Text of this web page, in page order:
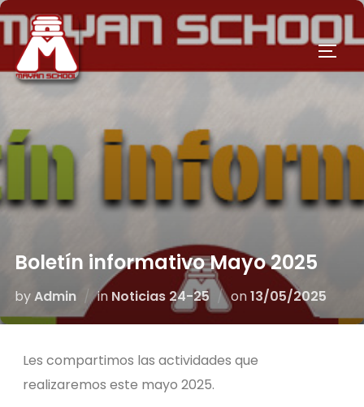
Boletín informativo Mayo 2025
byAdmin in Noticias 24-25 on13/05/2025
Les compartimos las actividades que
realizaremos este mayo 2025.